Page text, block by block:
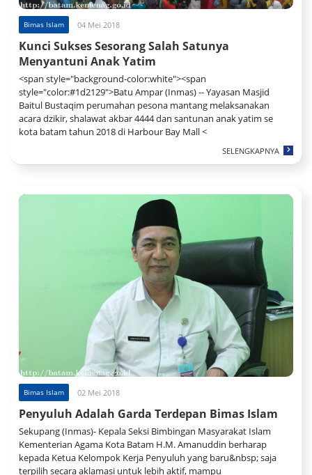
Bimas Islam 04 Mei 2018
Kunci Sukses Sesorang Salah Satunya
Menyantuni Anak Yatim
<span style="background-color:white"><span
style="color:#1d2129">Batu Ampar (Inmas) -- Yayasan Masjid
Baitul Bustaqim perumahan pesona mantang melaksanakan
acara dzikir, shalawat akbar 4444 dan santunan anak yatim se
kota batam tahun 2018 di Harbour Bay Mall <
SELENGKAPNYA
Bimas Islam 02 Mei 2018
Penyuluh Adalah Garda Terdepan Bimas Islam
Sekupang (Inmas)- Kepala Seksi Bimbingan Masyarakat Islam
Kementerian Agama Kota Batam H.M. Amanuddin berharap
kepada Ketua Kelompok Kerja Penyuluh yang baru&nbsp; saja
terpilih secara aklamasi untuk lebih aktif, mampu